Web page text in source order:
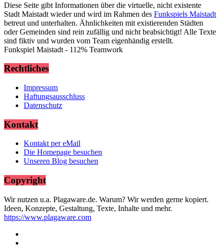
Diese Seite gibt Informationen über die virtuelle, nicht existente
Stadt Maistadt wieder und wird im Rahmen des Funkspiels Maistadt
betreut und unterhalten. Ähnlichkeiten mit existierenden Städten
oder Gemeinden sind rein zufällig und nicht beabsichtigt! Alle Texte
sind fiktiv und wurden vom Team eigenhändig erstellt.
Funkspiel Maistadt - 112% Teamwork
Rechtliches
Impressum
Haftungsausschluss
Datenschutz
Kontakt
Kontakt per eMail
Die Homepage besuchen
Unseren Blog besuchen
Copyright
Wir nutzen u.a. Plagaware.de. Warum? Wir werden gerne kopiert.
Ideen, Konzepte, Gestaltung, Texte, Inhalte und mehr.
https://www.plagaware.com